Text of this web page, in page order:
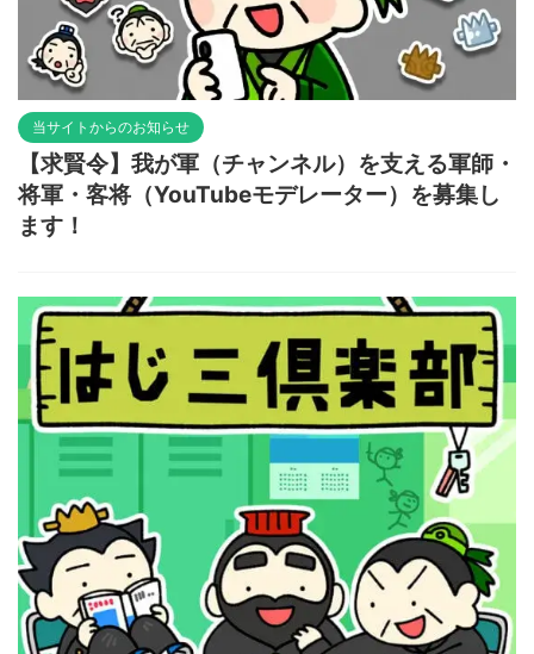
当サイトからのお知らせ
【求賢令】我が軍（チャンネル）を支える軍師・
将軍・客将（YouTubeモデレーター）を募集し
ます！